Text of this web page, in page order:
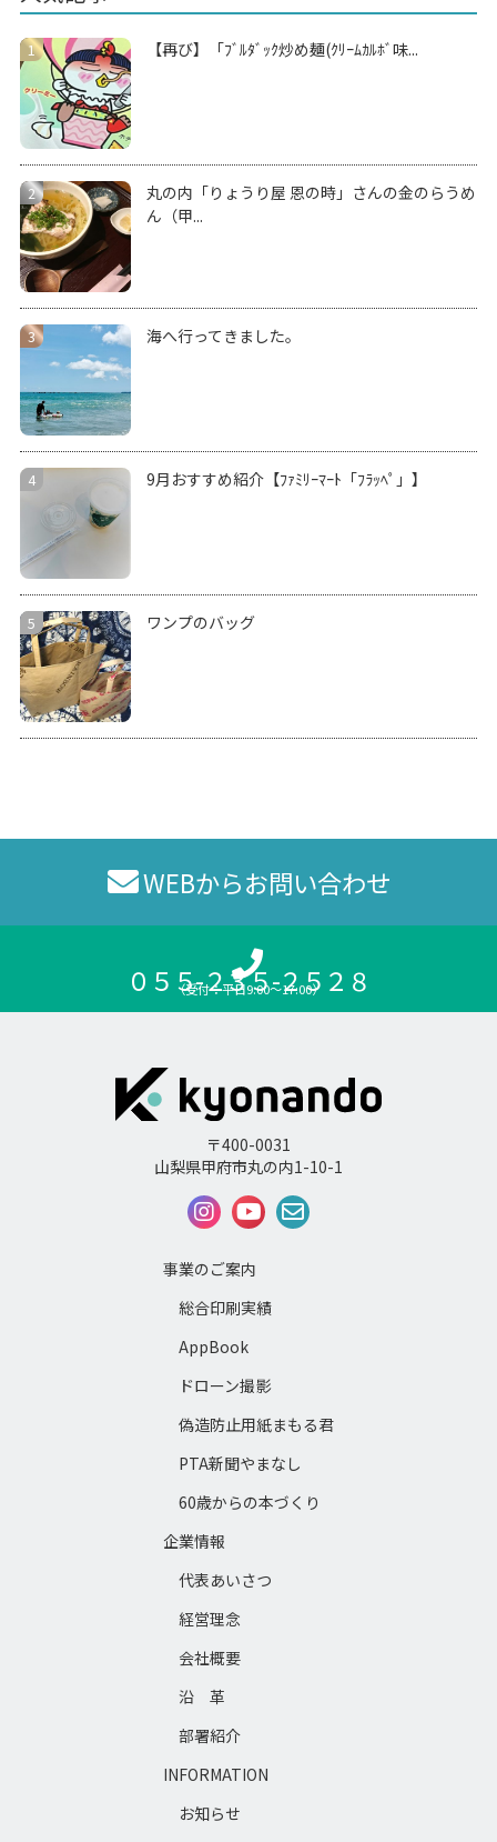
【再び】「ﾌﾞﾙﾀﾞｯｸ炒め麺(ｸﾘｰﾑｶﾙﾎﾞ味...
丸の内「りょうり屋 恩の時」さんの金のらうめ
ん（甲...
海へ行ってきました。
9月おすすめ紹介【ﾌｧﾐﾘｰﾏｰﾄ「ﾌﾗｯﾍﾟ」】
ワンプのバッグ
WEBからお問い合わせ
０５５-２３５-２５２８
（受付：平日9:00〜17:00）
〒400-0031
山梨県甲府市丸の内1-10-1
事業のご案内
総合印刷実績
AppBook
ドローン撮影
偽造防止用紙まもる君
PTA新聞やまなし
60歳からの本づくり
企業情報
代表あいさつ
経営理念
会社概要
沿 革
部署紹介
INFORMATION
お知らせ